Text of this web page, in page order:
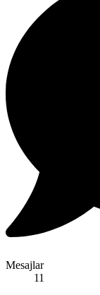
Mesajlar
11